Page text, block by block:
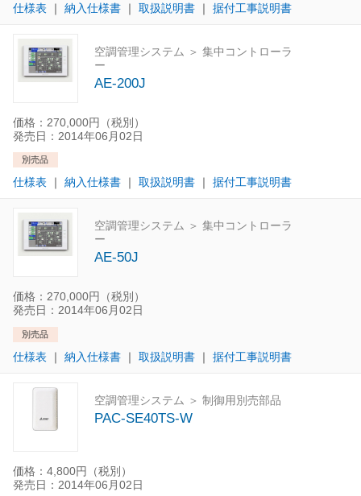
仕様表 ｜ 納入仕様書 ｜ 取扱説明書 ｜ 据付工事説明書
空調管理システム ＞ 集中コントローラ
ー
AE-200J
価格：270,000円（税別）
発売日：2014年06月02日
別売品
仕様表 ｜ 納入仕様書 ｜ 取扱説明書 ｜ 据付工事説明書
空調管理システム ＞ 集中コントローラ
ー
AE-50J
価格：270,000円（税別）
発売日：2014年06月02日
別売品
仕様表 ｜ 納入仕様書 ｜ 取扱説明書 ｜ 据付工事説明書
空調管理システム ＞ 制御用別売部品
PAC-SE40TS-W
価格：4,800円（税別）
発売日：2014年06月02日